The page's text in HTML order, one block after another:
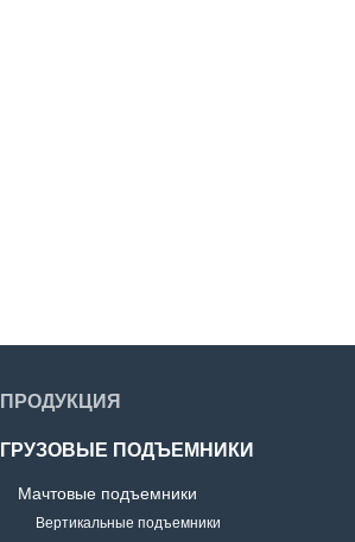
ПРОДУКЦИЯ
ГРУЗОВЫЕ ПОДЪЕМНИКИ
Мачтовые подъемники
Вертикальные подъемники